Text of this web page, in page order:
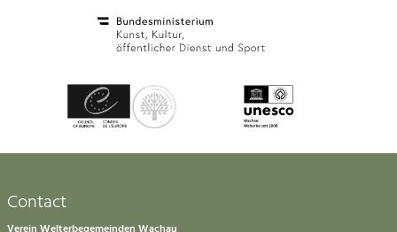
Contact